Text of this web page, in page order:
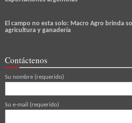
El campo no esta solo: Macro Agro brinda
agricultura y ganadería
Contáctenos
Su nombre (requerido)
Su e-mail (requerido)